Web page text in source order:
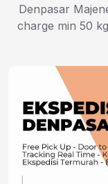
Denpasar
charge min 50